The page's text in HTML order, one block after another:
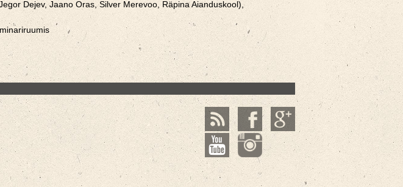
Dejev, Jaano Oras, Silver Merevoo, Räpina Aianduskool),